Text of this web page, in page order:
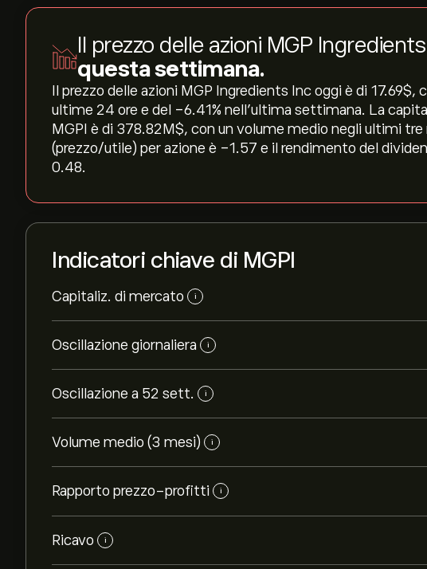
Il prezzo delle azioni MGP
questa settimana.
Il prezzo delle azioni MGP Ingredients Inc oggi è di 17.69‎$‎,
ultime 24 ore e del ‎-6.41‎% nell'ultima settimana. La
MGPI è di 378.82M‎$‎, con un volume medio negli ultimi tre
(prezzo/utile) per azione è -1.57 e il rendimento del
0.48.
Indicatori chiave di MGPI
Capitaliz. di mercato i
Oscillazione giornaliera i
Oscillazione a 52 sett. i
Volume medio (3 mesi) i
Rapporto prezzo-profitti i
Ricavo i